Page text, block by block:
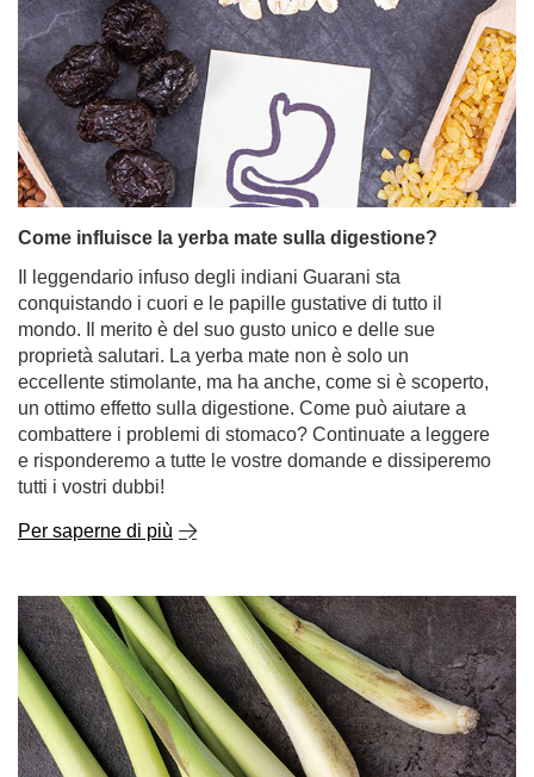
Come influisce la yerba mate sulla digestione?
Il leggendario infuso degli indiani Guarani sta
conquistando i cuori e le papille gustative di tutto il
mondo. Il merito è del suo gusto unico e delle sue
proprietà salutari. La yerba mate non è solo un
eccellente stimolante, ma ha anche, come si è scoperto,
un ottimo effetto sulla digestione. Come può aiutare a
combattere i problemi di stomaco? Continuate a leggere
e risponderemo a tutte le vostre domande e dissiperemo
tutti i vostri dubbi!
Per saperne di più